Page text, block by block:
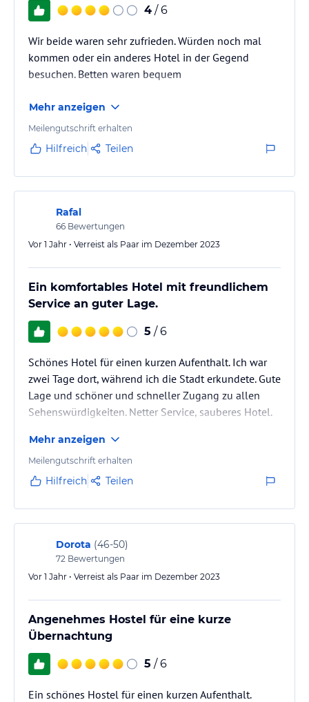
4 / 6
Wir beide waren sehr zufrieden. Würden noch mal
kommen oder ein anderes Hotel in der Gegend
besuchen. Betten waren bequem
Mehr anzeigen
Meilengutschrift erhalten
Hilfreich Teilen
Rafal
66 Bewertungen
Vor 1 Jahr • Verreist als Paar im Dezember 2023
Ein komfortables Hotel mit freundlichem
Service an guter Lage.
5 / 6
Schönes Hotel für einen kurzen Aufenthalt. Ich war
zwei Tage dort, während ich die Stadt erkundete. Gute
Lage und schöner und schneller Zugang zu allen
Sehenswürdigkeiten. Netter Service, sauberes Hotel.
Mehr anzeigen
Meilengutschrift erhalten
Hilfreich Teilen
Dorota (46-50)
72 Bewertungen
Vor 1 Jahr • Verreist als Paar im Dezember 2023
Angenehmes Hostel für eine kurze
Übernachtung
5 / 6
Ein schönes Hostel für einen kurzen Aufenthalt.